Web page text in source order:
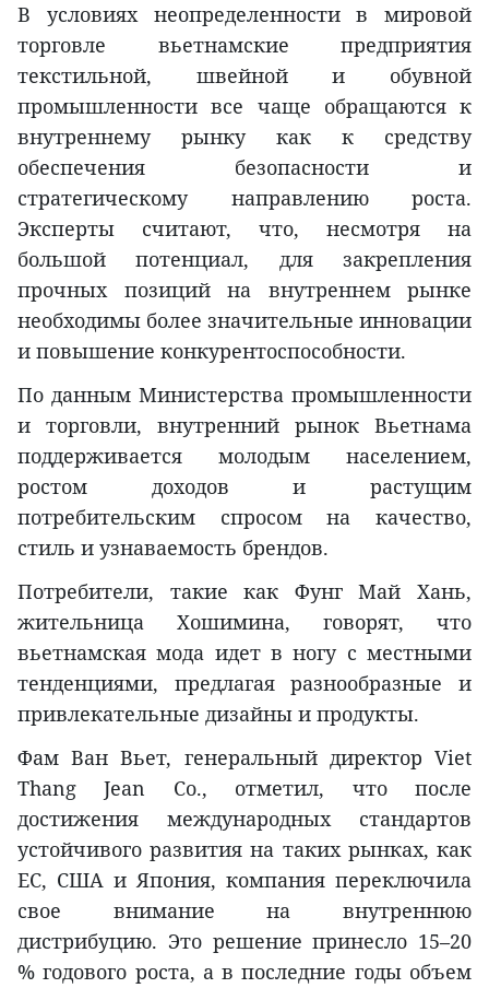
В условиях неопределенности в мировой
торговле вьетнамские предприятия
текстильной, швейной и обувной
промышленности все чаще обращаются к
внутреннему рынку как к средству
обеспечения безопасности и
стратегическому направлению роста.
Эксперты считают, что, несмотря на
большой потенциал, для закрепления
прочных позиций на внутреннем рынке
необходимы более значительные инновации
и повышение конкурентоспособности.
По данным Министерства промышленности
и торговли, внутренний рынок Вьетнама
поддерживается молодым населением,
ростом доходов и растущим
потребительским спросом на качество,
стиль и узнаваемость брендов.
Потребители, такие как Фунг Май Хань,
жительница Хошимина, говорят, что
вьетнамская мода идет в ногу с местными
тенденциями, предлагая разнообразные и
привлекательные дизайны и продукты.
Фам Ван Вьет, генеральный директор Viet
Thang Jean Co., отметил, что после
достижения международных стандартов
устойчивого развития на таких рынках, как
ЕС, США и Япония, компания переключила
свое внимание на внутреннюю
дистрибуцию. Это решение принесло 15–20
% годового роста, а в последние годы объем